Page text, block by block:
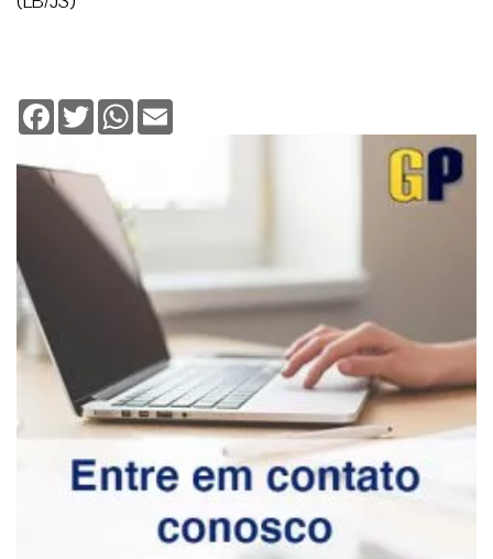
Facebook
TwitterWhatsApp